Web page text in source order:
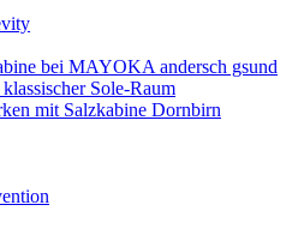
bei MAYOKA andersch gsund
Sole-Raum
mit Salzkabine Dornbirn